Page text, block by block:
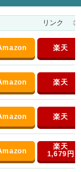
リンク
1,679円